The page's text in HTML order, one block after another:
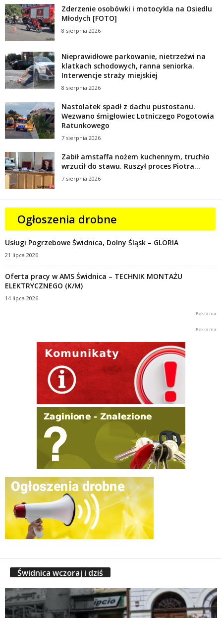
Zderzenie osobówki i motocykla na Osiedlu
Młodych [FOTO]
8 sierpnia 2026
Nieprawidłowe parkowanie, nietrzeźwi na
klatkach schodowych, ranna seniorka.
Interwencje straży miejskiej
8 sierpnia 2026
Nastolatek spadł z dachu pustostanu.
Wezwano śmigłowiec Lotniczego Pogotowia
Ratunkowego
7 sierpnia 2026
Zabił amstaffa nożem kuchennym, truchło
wrzucił do stawu. Ruszył proces Piotra...
7 sierpnia 2026
Ogłoszenia drobne
Usługi Pogrzebowe Świdnica, Dolny Śląsk – GLORIA
21 lipca 2026
Oferta pracy w AMS Świdnica – TECHNIK MONTAŻU
ELEKTRYCZNEGO (K/M)
14 lipca 2026
Świdnica wczoraj i dziś